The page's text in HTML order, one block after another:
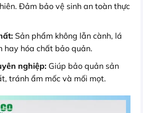
Đảm bảo vệ sinh an toàn thực
Sản phẩm không lẫn cành, lá
hay hóa chất bảo quản.
nghiệp:Giúp bảo quản sản
tránh ẩm mốc và mối mọt.